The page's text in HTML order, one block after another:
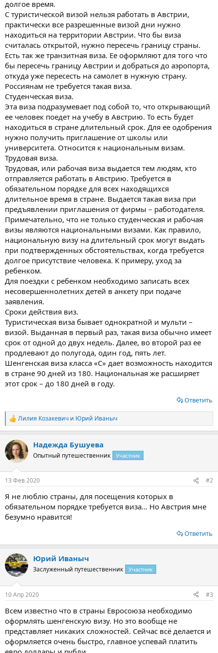
долгое время.
С туристической визой нельзя работать в Австрии,
практически все разрешенные визой дни нужно
находиться на территории Австрии. Что бы виза
считалась открытой, нужно пересечь границу страны.
Есть так же транзитная виза. Ее оформляют для того что
бы пересечь границу Австрии и добраться до аэропорта,
откуда уже пересесть на самолет в нужную страну.
Россиянам не требуется такая виза.
Студенческая виза.
Эта виза подразумевает под собой то, что открывающий
ее человек поедет на учебу в Австрию. То есть будет
находиться в стране длительный срок. Для ее одобрения
нужно получить приглашение от школы или
университета. Относится к национальным визам.
Трудовая виза.
Трудовая, или рабочая виза выдается тем людям, кто
отправляется работать в Австрию. Требуется в
обязательном порядке для всех находящихся
длительное время в стране. Выдается такая виза при
предъявлении приглашения от фирмы – работодателя.
Примечательно, что не только студенческая и рабочая
визы являются национальными визами. Как правило,
национальную визу на длительный срок могут выдать
при подтвержденных обстоятельствах, когда требуется
долгое присутствие человека. К примеру, уход за
ребенком.
Для поездки с ребенком необходимо записать всех
несовершеннолетних детей в анкету при подаче
заявления.
Сроки действия виз.
Туристическая виза бывает однократной и мульти –
визой. Выданная в первый раз, такая виза обычно имеет
срок от одной до двух недель. Далее, во второй раз ее
продлевают до полугода, один год, пять лет.
Шенгенская виза класса «С» дает возможность находится
в стране 90 дней из 180. Национальная же расширяет
этот срок – до 180 дней в году.
Ответить
Р
е
к
ц
и
Лилия Козакевич и Юрий Иваныч
Надежда Бушуева
Опытный путешественник Участник
13 Фев 2020 #2
Я не люблю страны, для посещения которых в
обязательном порядке требуется виза… Но Австрия мне
безумно нравится!
Ответить
Юрий Иваныч
Заслуженный путешественник Участник
10 Апр 2020 #3
Всем известно что в страны Евросоюза необходимо
оформлять шенгенскую визу. Но это вообще не
представляет никаких сложностей. Сейчас всё делается и
оформляется очень быстро, главное успевай платить